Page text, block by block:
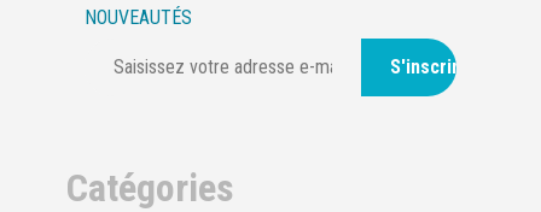
NOUVEAUTÉS
S'inscrire
Catégories